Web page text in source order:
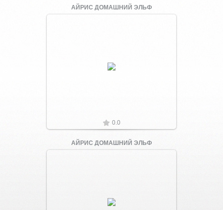
АЙРИС ДОМАШНИЙ ЭЛЬФ
Увеличить
0.0
АЙРИС ДОМАШНИЙ ЭЛЬФ
Увеличить